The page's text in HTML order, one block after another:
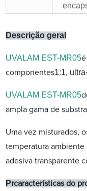
Descrição geral
UVALAM EST-MR05
componentes1:1,
UVALAM EST-MR05
ampla gama de
Uma vez misturados,
temperatura ambiente
adesiva transparente
Prcaracterísticas do